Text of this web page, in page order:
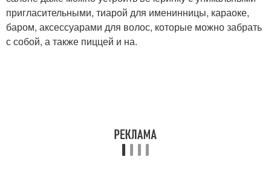
пригласительными, тиарой для именинницы, караоке,
баром, аксессуарами для волос, которые можно забрать
с собой, а также пиццей и на.